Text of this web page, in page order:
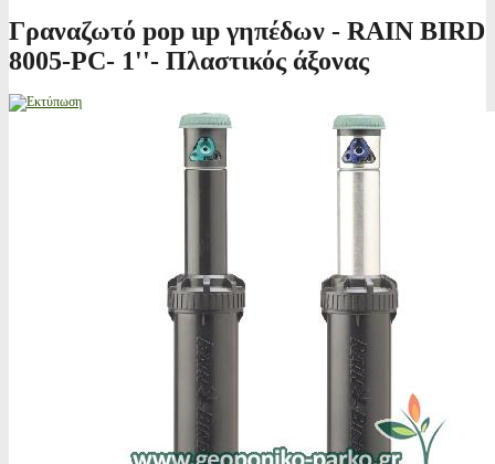
Γραναζωτό pop up γηπέδων - RAIN BIRD
8005-PC- 1''- Πλαστικός άξονας